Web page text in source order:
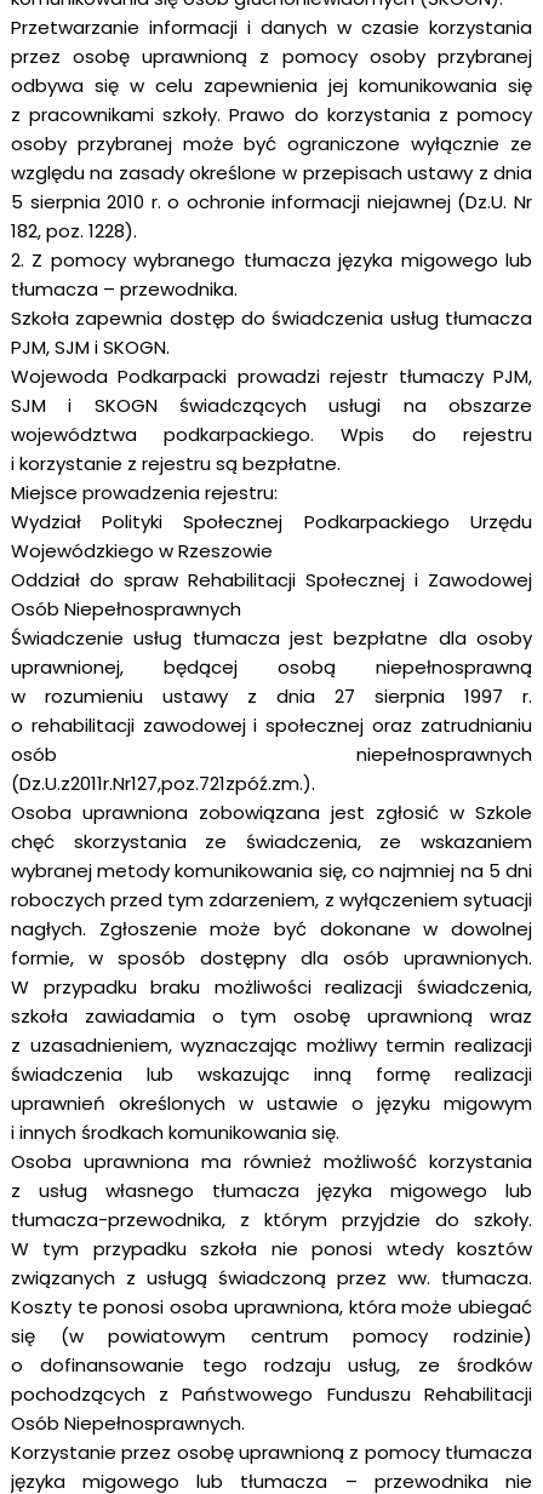
Przetwarzanie informacji i danych w czasie korzystania
przez osobę uprawnioną z pomocy osoby przybranej
odbywa się w celu zapewnienia jej komunikowania się
z pracownikami szkoły. Prawo do korzystania z pomocy
osoby przybranej może być ograniczone wyłącznie ze
względu na zasady określone w przepisach ustawy z dnia
5 sierpnia 2010 r. o ochronie informacji niejawnej (Dz.U. Nr
182, poz. 1228).
2. Z pomocy wybranego tłumacza języka migowego lub
tłumacza – przewodnika.
Szkoła zapewnia dostęp do świadczenia usług tłumacza
PJM, SJM i SKOGN.
Wojewoda Podkarpacki prowadzi rejestr tłumaczy PJM,
SJM i SKOGN świadczących usługi na obszarze
województwa podkarpackiego. Wpis do rejestru
i korzystanie z rejestru są bezpłatne.
Miejsce prowadzenia rejestru:
Wydział Polityki Społecznej Podkarpackiego Urzędu
Wojewódzkiego w Rzeszowie
Oddział do spraw Rehabilitacji Społecznej i Zawodowej
Osób Niepełnosprawnych
Świadczenie usług tłumacza jest bezpłatne dla osoby
uprawnionej, będącej osobą niepełnosprawną
w rozumieniu ustawy z dnia 27 sierpnia 1997 r.
o rehabilitacji zawodowej i społecznej oraz zatrudnianiu
osób niepełnosprawnych
(Dz.U.z2011r.Nr127,poz.721zpóź.zm.).
Osoba uprawniona zobowiązana jest zgłosić w Szkole
chęć skorzystania ze świadczenia, ze wskazaniem
wybranej metody komunikowania się, co najmniej na 5 dni
roboczych przed tym zdarzeniem, z wyłączeniem sytuacji
nagłych. Zgłoszenie może być dokonane w dowolnej
formie, w sposób dostępny dla osób uprawnionych.
W przypadku braku możliwości realizacji świadczenia,
szkoła zawiadamia o tym osobę uprawnioną wraz
z uzasadnieniem, wyznaczając możliwy termin realizacji
świadczenia lub wskazując inną formę realizacji
uprawnień określonych w ustawie o języku migowym
i innych środkach komunikowania się.
Osoba uprawniona ma również możliwość korzystania
z usług własnego tłumacza języka migowego lub
tłumacza-przewodnika, z którym przyjdzie do szkoły.
W tym przypadku szkoła nie ponosi wtedy kosztów
związanych z usługą świadczoną przez ww. tłumacza.
Koszty te ponosi osoba uprawniona, która może ubiegać
się (w powiatowym centrum pomocy rodzinie)
o dofinansowanie tego rodzaju usług, ze środków
pochodzących z Państwowego Funduszu Rehabilitacji
Osób Niepełnosprawnych.
Korzystanie przez osobę uprawnioną z pomocy tłumacza
języka migowego lub tłumacza – przewodnika nie